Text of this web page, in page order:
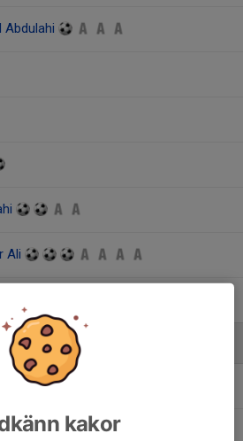
Abdulahi
Ali
Tränare
tränare
kakor